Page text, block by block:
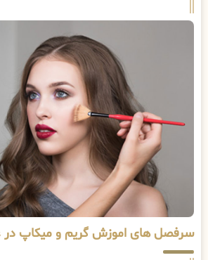
سرفصل های اموزش گریم و میکاپ در